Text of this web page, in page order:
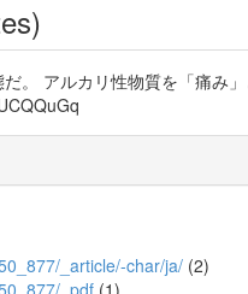
。 アルカリ性物質を「痛
_article/-char/ja/ (2)
_pdf (1)